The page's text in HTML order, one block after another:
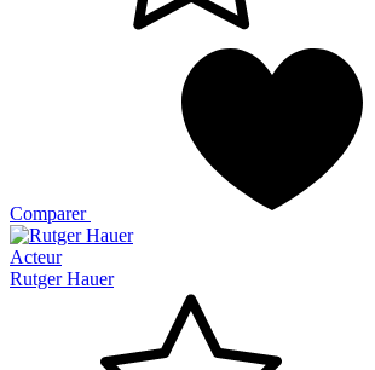
Comparer
Acteur
Rutger Hauer